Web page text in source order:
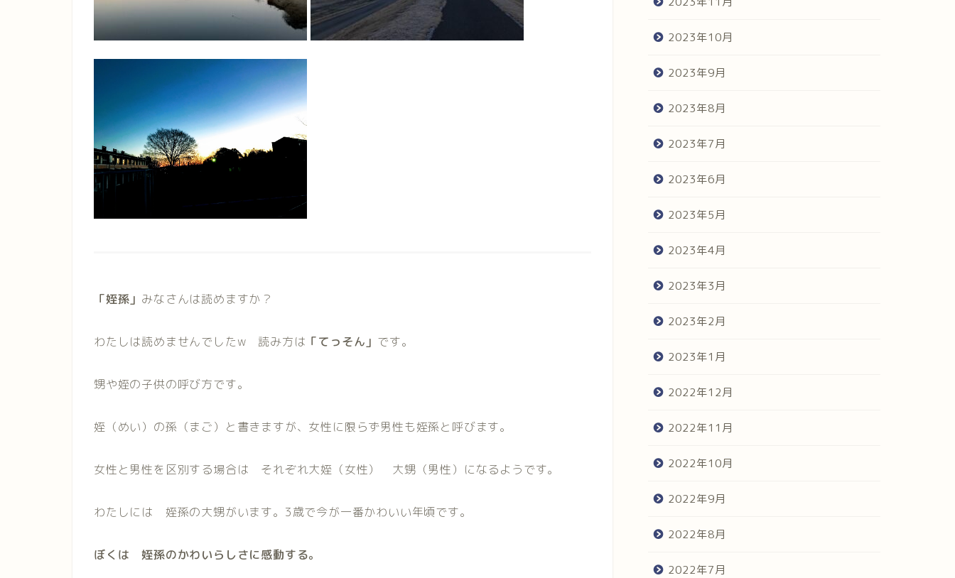
「姪孫」 みなさんは読めますか？
わたしは読めませんでしたw 読み方は 「てっそん」 です。
甥や姪の子供の呼び方です。
姪（めい）の孫（まご）と書きますが、女性に限らず男性も姪孫と呼びます。
女性と男性を区別する場合は それぞれ大姪（女性） 大甥（男性）になるようです。
わたしには 姪孫の大甥がいます。3歳で今が一番かわいい年頃です。
ぼくは 姪孫のかわいらしさに感動する。
2023年10月
2023年9月
2023年8月
2023年7月
2023年6月
2023年5月
2023年4月
2023年3月
2023年2月
2023年1月
2022年12月
2022年11月
2022年10月
2022年9月
2022年8月
2022年7月